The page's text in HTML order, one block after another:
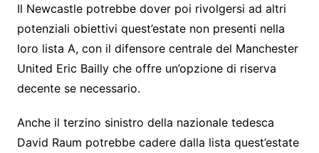
Il Newcastle potrebbe dover poi rivolgersi ad altri
potenziali obiettivi quest’estate non presenti nella
loro lista A, con il difensore centrale del Manchester
United Eric Bailly che offre un’opzione di riserva
decente se necessario.
Anche il terzino sinistro della nazionale tedesca
David Raum potrebbe cadere dalla lista quest’estate